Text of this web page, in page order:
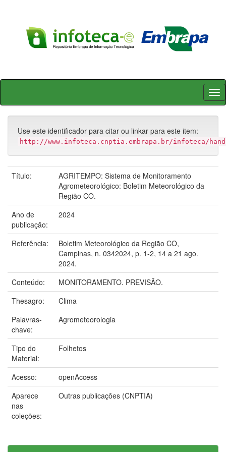
Skip
Use este identificador para citar ou linkar para este item:
http://www.infoteca.cnptia.embrapa.br/infoteca/
Título:
AGRITEMPO: Sistema de Monitoramento
Agrometeorológico: Boletim Meteorológico da
Região CO.
Ano de
publicação:
2024
Referência:
Boletim Meteorológico da Região CO,
Campinas, n. 0342024, p. 1-2, 14 a 21 ago.
2024.
Conteúdo:
MONITORAMENTO. PREVISÃO.
Thesagro:
Clima
Palavras-
chave:
Agrometeorologia
Tipo do
Material:
Folhetos
Acesso:
openAccess
Aparece
nas
coleções:
Outras publicações (CNPTIA)